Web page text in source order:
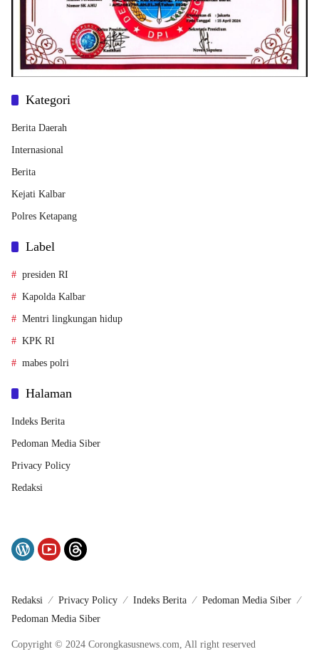
Kategori
Berita Daerah
Internasional
Berita
Kejati Kalbar
Polres Ketapang
Label
presiden RI
Kapolda Kalbar
Mentri lingkungan hidup
KPK RI
mabes polri
Halaman
Indeks Berita
Pedoman Media Siber
Privacy Policy
Redaksi
Redaksi Privacy Policy Indeks Berita
Pedoman Media Siber
Pedoman Media Siber
Copyright © 2024 Corongkasusnews.com, All right reserved